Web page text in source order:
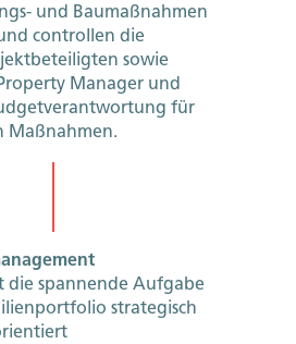
und Baumaßnahmen
controllen die
sowie
Manager und
für
Maßnahmen.
die spannende Aufgabe
strategisch